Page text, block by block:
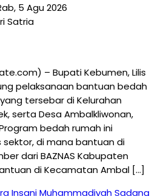
5 Agu 2026
Satria
– Bupati Kebumen, Lilis
pelaksanaan bantuan bedah
tersebar di Kelurahan
serta Desa Ambalkliwonan,
bedah rumah ini
sektor, di mana bantuan di
dari BAZNAS Kabupaten
di Kecamatan Ambal […]